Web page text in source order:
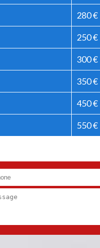
280 €
250 €
300 €
350 €
450 €
550 €